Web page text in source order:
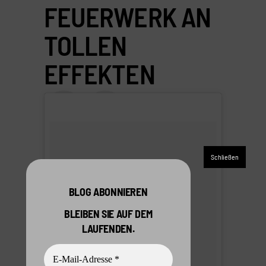
FEUERWERK AN
TOLLEN
EFFEKTEN
BLOG ABONNIEREN
BLEIBEN SIE AUF DEM
LAUFENDEN.